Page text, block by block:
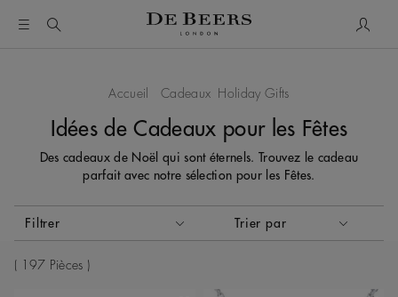
Accueil Cadeaux Holiday Gifts
Idées de Cadeaux pour les Fêtes
Des cadeaux de Noël qui sont éternels. Trouvez le cadeau
parfait avec notre sélection pour les Fêtes.
Filtrer Trier par
Trier par
197 Pièces